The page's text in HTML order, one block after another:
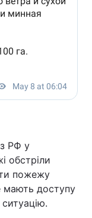
РФ у
обстріли
пожежу
мають доступу
ситуацію.